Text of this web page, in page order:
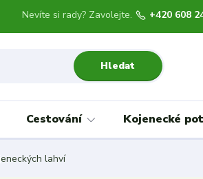
Hledat
Nevíte si rady? Zavolejte. +420 608
Cestování Kojenecké
lahví